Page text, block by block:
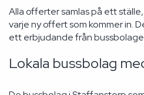
Alla offerter samlas på ett
varje ny offert som kommer in.
ett erbjudande från
Lokala bussbolag